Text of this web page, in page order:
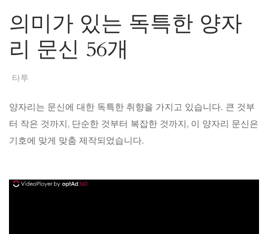
의미가 있는 독특한 양자
리 문신 56개
타투
양자리는 문신에 대한 독특한 취향을 가지고 있습니다. 큰 것부
터 작은 것까지, 단순한 것부터 복잡한 것까지, 이 양자리 문신은
기호에 맞게 맞춤 제작되었습니다.